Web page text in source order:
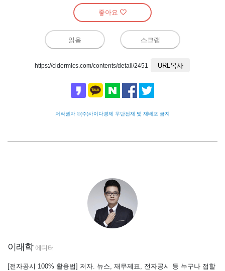
좋아요
읽음 스크랩
https://cidermics.com/contents/detail/2451 URL복사
저작권자 ©(주)사이다경제 무단전재 및 재배포 금지
이래학 에디터
[전자공시 100% 활용법] 저자. 뉴스, 재무제표, 전자공시 등 누구나 접할